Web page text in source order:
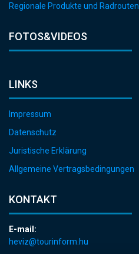
Regionale Produkte und Radrouten
FOTOS&VIDEOS
LINKS
Impressum
Datenschutz
Juristische Erklärung
Allgemeine Vertragsbedingungen
KONTAKT
E-mail:
heviz@tourinform.hu